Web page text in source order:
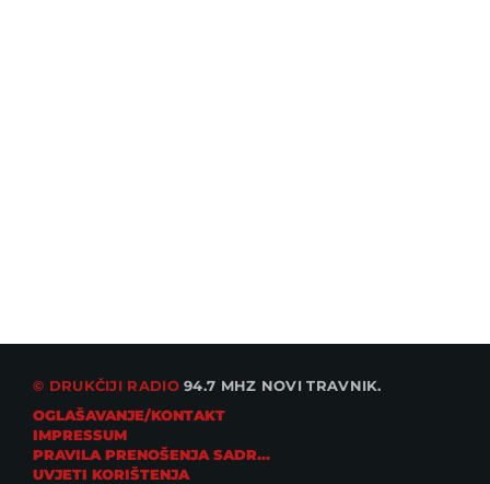
© DRUKČIJI RADIO94.7 MHZ NOVI TRAVNIK.
OGLAŠAVANJE/KONTAKT
IMPRESSUM
PRAVILA PRENOŠENJA SADRŽAJA
UVJETI KORIŠTENJA